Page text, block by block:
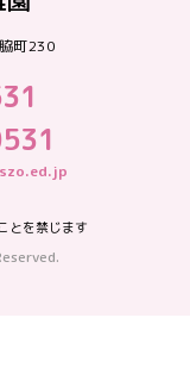
町230
とを禁じます